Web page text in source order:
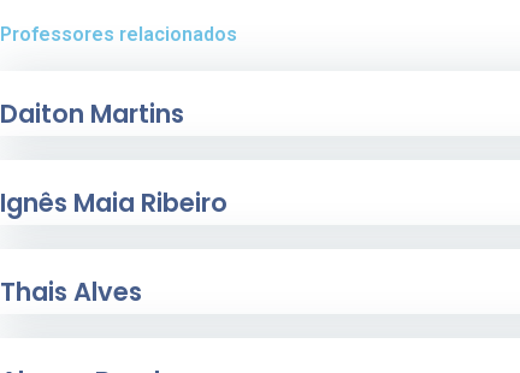
Professores relacionados
Daiton Martins
Ignês Maia Ribeiro
Thais Alves